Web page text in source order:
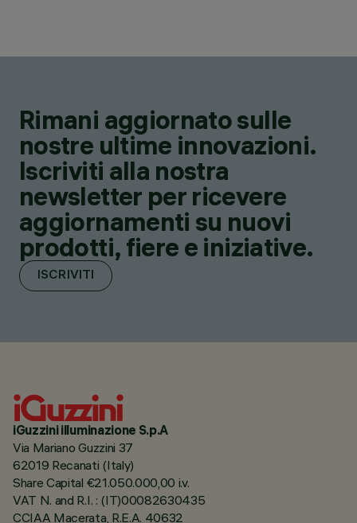
Rimani aggiornato sulle
nostre ultime innovazioni.
Iscriviti alla nostra
newsletter per ricevere
aggiornamenti su nuovi
prodotti, fiere e iniziative.
ISCRIVITI
iGuzzini illuminazione S.p.A
Via Mariano Guzzini 37
62019 Recanati (Italy)
Share Capital €21.050.000,00 i.v.
VAT N. and R.I. : (IT)00082630435
CCIAA Macerata, R.E.A. 40632